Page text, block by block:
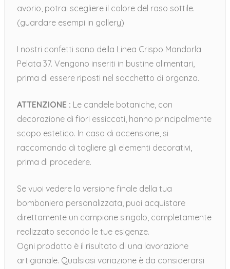
avorio, potrai scegliere il colore del raso sottile.
(guardare esempi in gallery)
I nostri confetti sono della Linea Crispo Mandorla
Pelata 37. Vengono inseriti in bustine alimentari,
prima di essere riposti nel sacchetto di organza.
ATTENZIONE : Le candele botaniche, con
decorazione di fiori essiccati, hanno principalmente
scopo estetico. In caso di accensione, si
raccomanda di togliere gli elementi decorativi,
prima di procedere.
Se vuoi vedere la versione finale della tua
bomboniera personalizzata, puoi acquistare
direttamente un campione singolo, completamente
realizzato secondo le tue esigenze.
Ogni prodotto è il risultato di una lavorazione
artigianale. Qualsiasi variazione è da considerarsi